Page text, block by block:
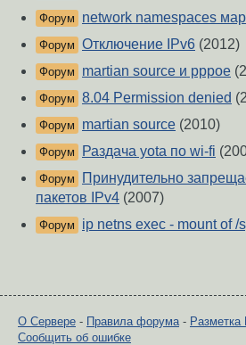
Форум network namespaces
Форум Отключение IPv6 (2012)
Форум martian source и pppoe
Форум 8.04 Permission denied
Форум martian source (2010)
Форум Раздача yota по wi-fi
Форум
Принудительно
пакетов IPv4 (2007)
Форум ip netns exec - mount of /
О Сервере - Правила форума- Разметка
Сообщить об ошибке